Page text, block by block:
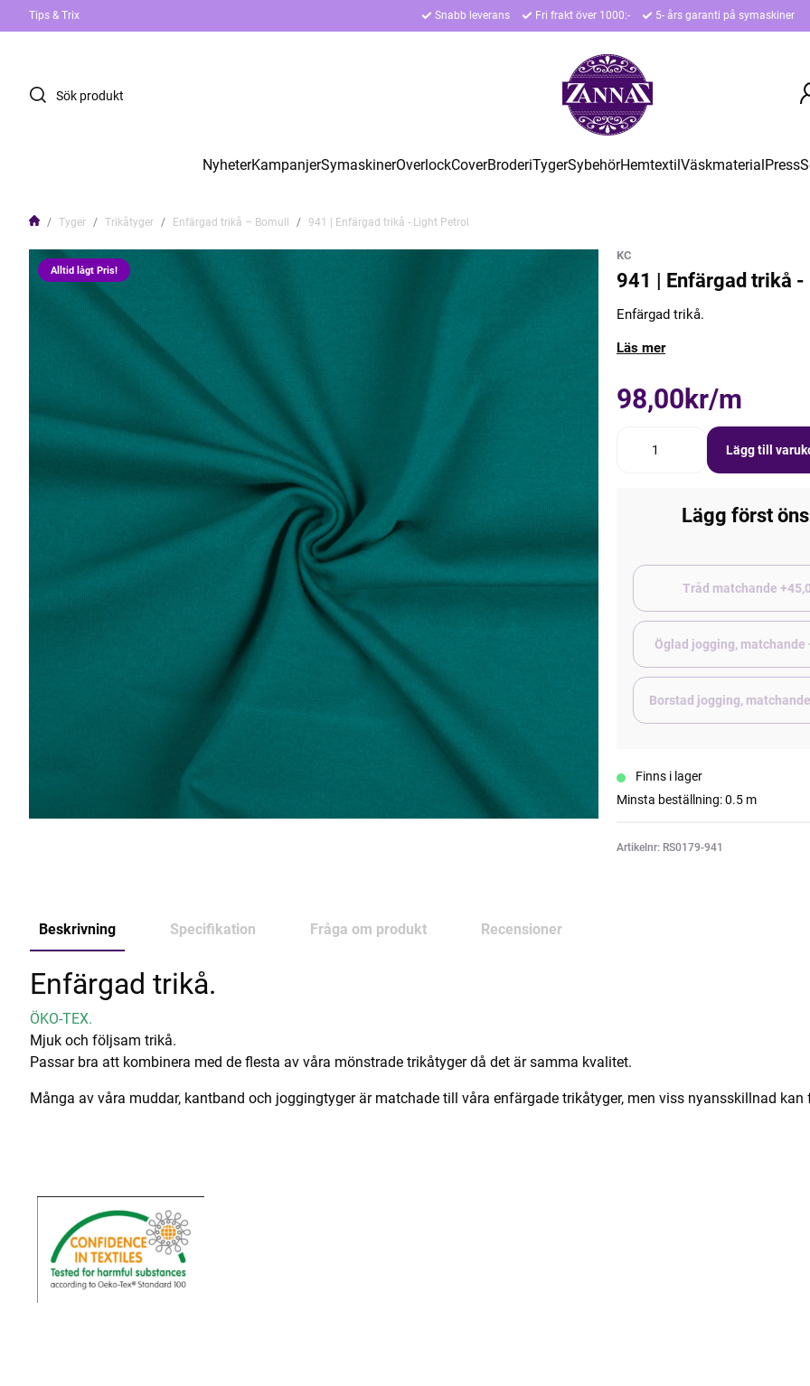
Tips & Trix Snabb leverans Fri frakt över 1000:- 5- års garanti på symaskiner
NyheterKampanjerSymaskinerOverlockCoverBroderiTygerSybehörHemtextilVäskmaterialPress
Tyger Trikåtyger Enfärgad trikå – Bomull 941 | Enfärgad trikå - Light Petrol
Alltid lågt Pris!
KC
941 | Enfärgad trikå
Enfärgad trikå.
Läs mer
98,00kr/m
Lägg till
Lägg först
Tråd
Öglad jogging, matchande
Finns i lager
Minsta beställning: 0.5 m
Artikelnr: RS0179-941
Beskrivning Specifikation Fråga om produkt Recensioner
Enfärgad trikå.
ÖKO-TEX.
Mjuk och följsam trikå.
Passar bra att kombinera med de flesta av våra mönstrade trikåtyger då det är samma kvalitet.
Många av våra muddar, kantband och joggingtyger är matchade till våra enfärgade trikåtyger, men viss nyansskillnad